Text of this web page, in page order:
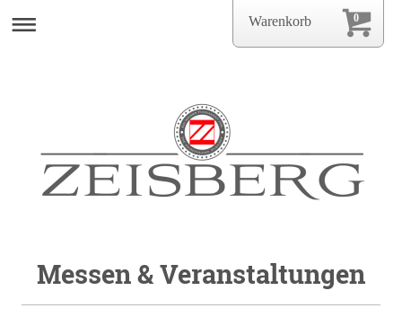
Messen & Veranstaltungen
0
Warenkorb